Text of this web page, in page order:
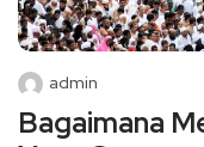
admin
Bagaimana